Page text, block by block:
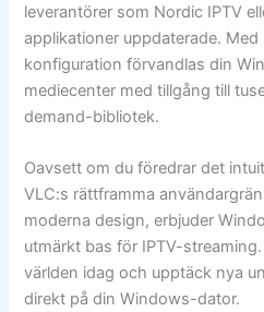
leverantörer som Nordic IPTV
applikationer uppdaterade.
konfiguration förvandlas din
mediecenter med tillgång till
demand-bibliotek.
Oavsett om du föredrar det
VLC:s rättframma
moderna design, erbjuder
utmärkt bas för IPTV-
världen idag och upptäck nya
direkt på din Windows-dator.